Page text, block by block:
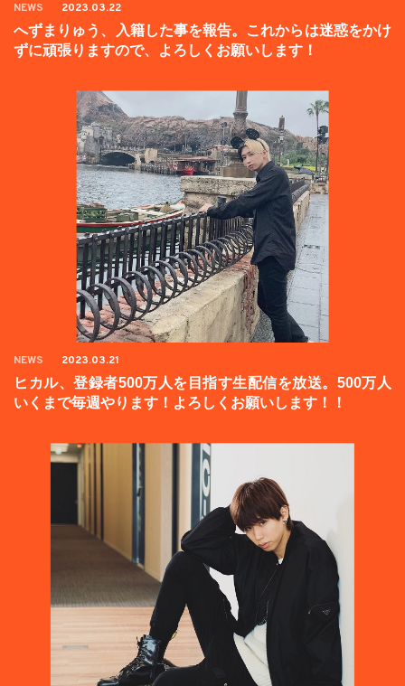
NEWS 2023.03.22
へずまりゅう、入籍した事を報告。これからは迷惑をかけ
ずに頑張りますので、よろしくお願いします！
NEWS 2023.03.21
ヒカル、登録者500万人を目指す生配信を放送。500万人
いくまで毎週やります！よろしくお願いします！！